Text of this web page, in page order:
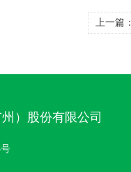
上一篇：
）股份有限公司